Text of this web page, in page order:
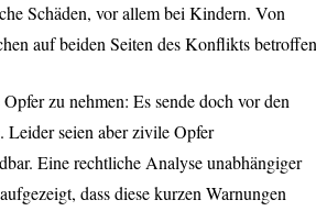
Schäden, vor allem bei Kindern. Von
auf beiden Seiten des Konflikts
zu nehmen: Es sende doch vor den
seien aber zivile Opfer
Eine rechtliche Analyse unabhängiger
dass diese kurzen Warnungen